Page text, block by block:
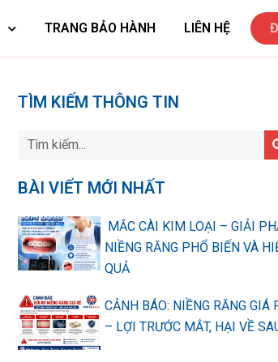
TRANG BẢO HÀNH LIÊN HỆ
TÌM KIẾM THÔNG TIN
BÀI VIẾT MỚI NHẤT
MẮC CÀI KIM LOẠI – GIẢI
NIỀNG RĂNG PHỔ BIẾN VÀ
QUẢ
CẢNH BÁO: NIỀNG RĂNG GIÁ
– LỢI TRƯỚC MẮT, HẠI VỀ